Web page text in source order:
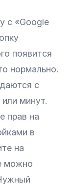
с «Google
появится
нормально.
с
минут.
прав на
в
на
можно